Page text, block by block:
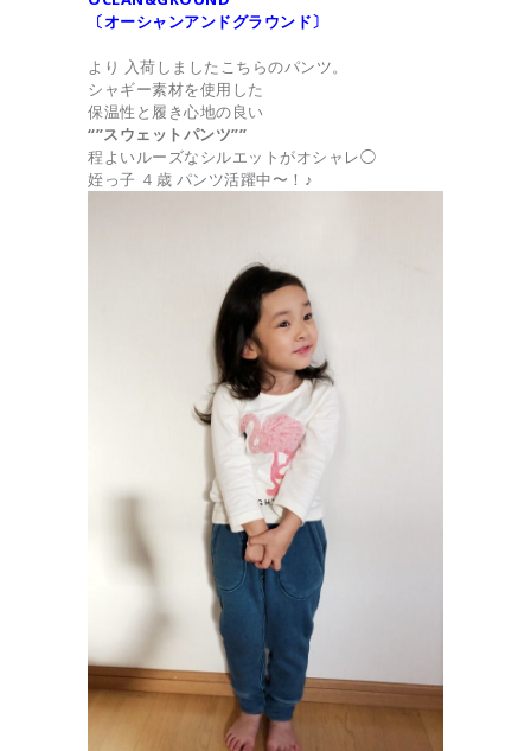
〔オーシャンアンドグラウンド〕
より 入荷しましたこちらのパンツ。
シャギー素材を使用した
保温性と履き心地の良い
“”スウェットパンツ””
程よいルーズなシルエットがオシャレ◯
姪っ子 ４歳 パンツ活躍中〜！♪